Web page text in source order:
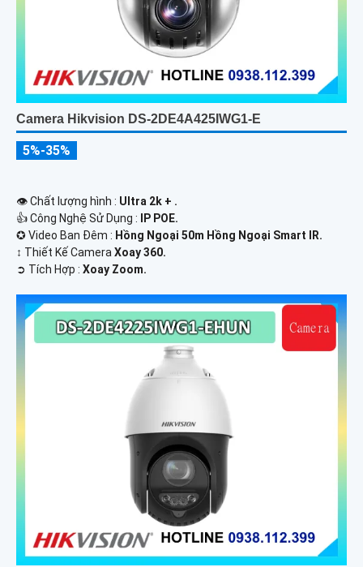
Camera Hikvision DS-2DE4A425IWG1-E
5%-35%
👁 Chất lượng hình : Ultra 2k + .
👍 Công Nghệ Sử Dụng :
IP POE.
✪ Video Ban Đêm : Hồng Ngoại 50m Hồng Ngoại Smart IR.
↕️ Thiết Kế CameraXoay 360.
️➲ Tích Hợp : Xoay Zoom.